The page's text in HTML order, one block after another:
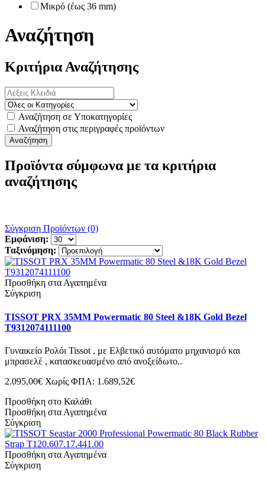
Μικρό (έως 36 mm)
Αναζήτηση
Κριτήρια Αναζήτησης
Αναζήτηση σε Υποκατηγορίες
Αναζήτηση στις περιγραφές προϊόντων
Προϊόντα σύμφωνα με τα κριτήρια
αναζήτησης
Σύγκριση Προϊόντων (0)
Εμφάνιση:
Ταξινόμηση:
Προσθήκη στα Αγαπημένα
Σύγκριση
TISSOT PRX 35MM Powermatic 80 Steel &18K Gold Bezel
T9312074111100
Γυναικείο Ρολόι Tissot , με Ελβετικό αυτόματο μηχανισμό και
μπρασελέ , κατασκευασμένο από ανοξείδωτο..
2.095,00€ Χωρίς ΦΠΑ: 1.689,52€
Προσθήκη στο Καλάθι
Προσθήκη στα Αγαπημένα
Σύγκριση
Προσθήκη στα Αγαπημένα
Σύγκριση